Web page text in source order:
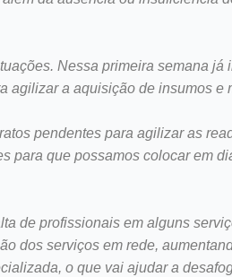
Nessa primeira semana
a aquisição de insumos
pendentes para agilizar as
para que possamos colocar em
de profissionais em alguns
dos serviços em rede,
o que vai ajudar a